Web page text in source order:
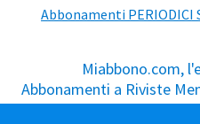
Abbonamenti PERIODICI
Miabbono.com,
Abbonamenti a Riviste